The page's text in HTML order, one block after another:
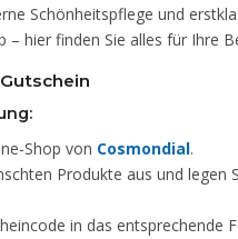
Schönheitspflege und
– hier finden Sie alles für Ihre
Shop von Cosmondial.
Produkte aus und legen
in das entsprechende